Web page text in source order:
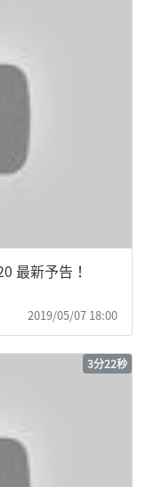
最新予告！
2019/05/07 18:00
3分22秒